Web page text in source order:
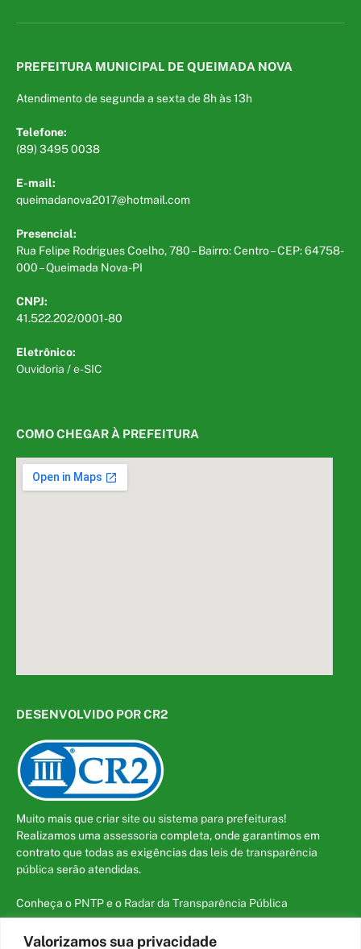
Valorizamos sua privacidade
PREFEITURA MUNICIPAL DE QUEIMADA NOVA
Atendimento de segunda a sexta de 8h às 13h
Telefone:
(89) 3495 0038
E-mail:
queimadanova2017@hotmail.com
Presencial:
Rua Felipe Rodrigues Coelho, 780 – Bairro: Centro – CEP: 64758-
000 – Queimada Nova-PI
CNPJ:
41.522.202/0001-80
Eletrônico:
Ouvidoria /e-SIC
COMO CHEGAR À PREFEITURA
DESENVOLVIDO POR CR2
Muito mais quecriar siteou sistema para prefeituras!
Realizamos uma assessoria completa, onde garantimos em
contrato que todas as exigências das leis de transparência
pública serão atendidas.
Conheça o PNTPe o Radar da Transparência Pública